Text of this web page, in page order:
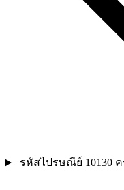
รหัสไปรษณีย์ 10130